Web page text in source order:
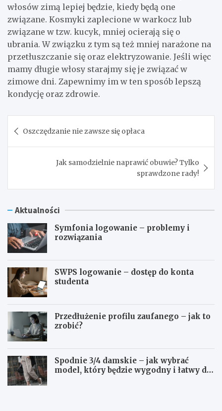
włosów zimą lepiej będzie, kiedy będą one
związane. Kosmyki zaplecione w warkocz lub
związane w tzw. kucyk, mniej ocierają się o
ubrania. W związku z tym są też mniej narażone na
przetłuszczanie się oraz elektryzowanie. Jeśli więc
mamy długie włosy starajmy się je związać w
zimowe dni. Zapewnimy im w ten sposób lepszą
kondycję oraz zdrowie.
wpisu
Oszczędzanie nie zawsze się opłaca
Jak samodzielnie naprawić obuwie? Tylko
sprawdzone rady!
Aktualności
Symfonia logowanie – problemy i
rozwiązania
SWPS logowanie – dostęp do konta
studenta
Przedłużenie profilu zaufanego – jak to
zrobić?
Spodnie 3/4 damskie – jak wybrać
model, który będzie wygodny i łatwy do
S
S